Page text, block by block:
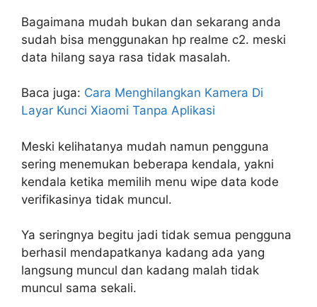
Bagaimana mudah bukan dan sekarang anda
sudah bisa menggunakan hp realme c2. meski
data hilang saya rasa tidak masalah.
Baca juga: Cara Menghilangkan Kamera Di
Layar Kunci Xiaomi Tanpa Aplikasi
Meski kelihatanya mudah namun pengguna
sering menemukan beberapa kendala, yakni
kendala ketika memilih menu wipe data kode
verifikasinya tidak muncul.
Ya seringnya begitu jadi tidak semua pengguna
berhasil mendapatkanya kadang ada yang
langsung muncul dan kadang malah tidak
muncul sama sekali.